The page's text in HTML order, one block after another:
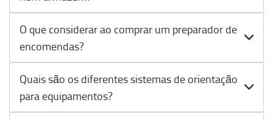
O que considerar ao comprar um preparador de
encomendas?
Quais são os diferentes sistemas de orientação
para equipamentos?